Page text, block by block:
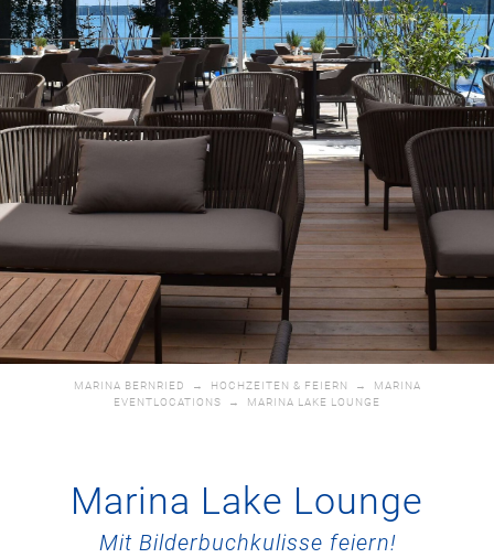
MARINA BERNRIED → HOCHZEITEN & FEIERN →
MARINA
EVENTLOCATIONS → MARINA LAKE LOUNGE
Marina Lake Lounge
Mit Bilderbuchkulisse feiern!